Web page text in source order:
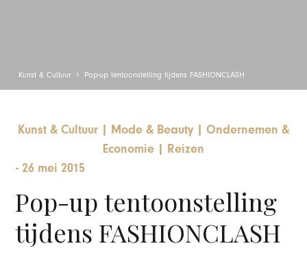
Kunst & Cultuur Pop-up tentoonstelling tijdens FASHIONCLASH
Kunst & Cultuur Mode & Beauty
Ondernemen &
Economie
Reizen
-26 mei 2015
Pop-up tentoonstelling
tijdens FASHIONCLASH